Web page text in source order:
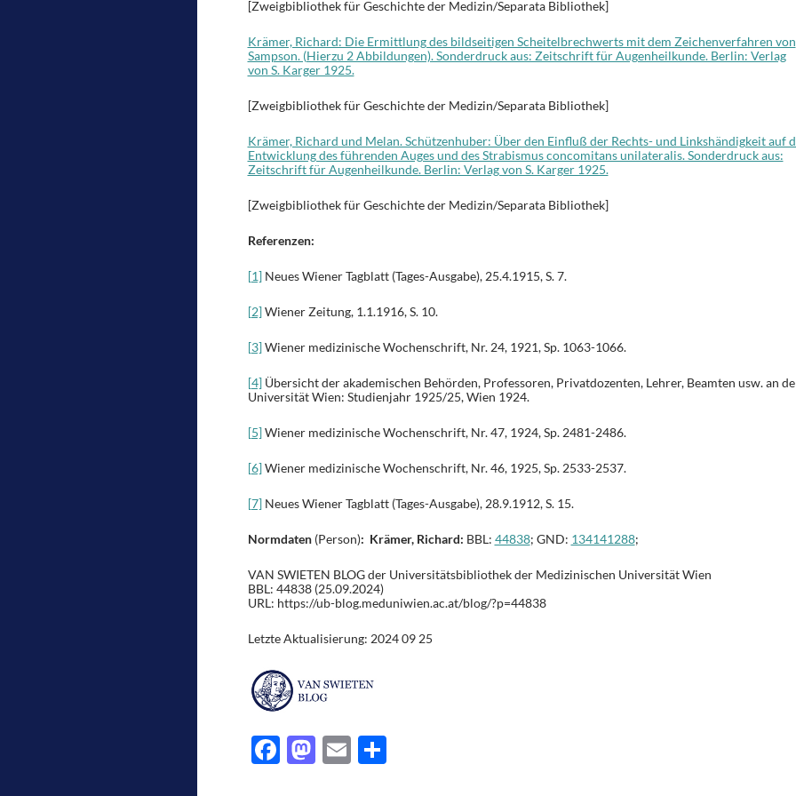
[Zweigbibliothek für Geschichte der Medizin/Separata Bibliothek]
Krämer, Richard: Die Ermittlung des bildseitigen Scheitelbrechwerts mit dem Zeichenverfahren von
Sampson. (Hierzu 2 Abbildungen). Sonderdruck aus: Zeitschrift für Augenheilkunde. Berlin: Verlag
von S. Karger 1925.
[Zweigbibliothek für Geschichte der Medizin/Separata Bibliothek]
Krämer, Richard und Melan. Schützenhuber: Über den Einfluß der Rechts- und Linkshändigkeit auf
Entwicklung des führenden Auges und des Strabismus concomitans unilateralis. Sonderdruck aus:
Zeitschrift für Augenheilkunde. Berlin: Verlag von S. Karger 1925.
[Zweigbibliothek für Geschichte der Medizin/Separata Bibliothek]
Referenzen:
[1]Neues Wiener Tagblatt (Tages-Ausgabe), 25.4.1915, S. 7.
[2]Wiener Zeitung, 1.1.1916, S. 10.
[3]Wiener medizinische Wochenschrift, Nr. 24, 1921, Sp. 1063-1066.
[4]Übersicht der akademischen Behörden, Professoren, Privatdozenten, Lehrer, Beamten usw. an
Universität Wien: Studienjahr 1925/25, Wien 1924.
[5]Wiener medizinische Wochenschrift, Nr. 47, 1924, Sp. 2481-2486.
[6]Wiener medizinische Wochenschrift, Nr. 46, 1925, Sp. 2533-2537.
[7]Neues Wiener Tagblatt (Tages-Ausgabe), 28.9.1912, S. 15.
Normdaten(Person): Krämer, Richard: BBL: 44838; GND: 134141288;
VAN SWIETEN BLOG der Universitätsbibliothek der Medizinischen Universität Wien
BBL: 44838 (25.09.2024)
URL: https://ub-blog.meduniwien.ac.at/blog/?p=44838
Letzte Aktualisierung: 2024 09 25
F M E T